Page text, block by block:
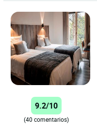
9.2/10
(40 comentarios)